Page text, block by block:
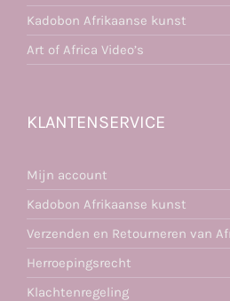
Kadobon Afrikaanse kunst
Art of Africa Video’s
KLANTENSERVICE
Mijn account
Kadobon Afrikaanse kunst
Verzenden en Retourneren van
Herroepingsrecht
Klachtenregeling